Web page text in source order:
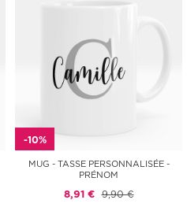
-10%
MUG - TASSE PERSONNALISÉE -
PRÉNOM
8,91 € 9,90 €